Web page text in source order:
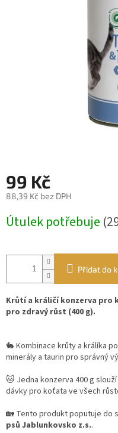
99 Kč
88,39 Kč bez DPH
Měrná
cena:
Útulek potřebuje
Přidat do
Krůtí a králičí konzerva pro
pro zdravý růst (400 g).
🐇 Kombinace krůty a králíka
minerály a taurin pro správný
🐱 Jedna konzerva 400 g
dávky pro koťata ve všech
🏡 Tento produkt poputuje do
psů Jablunkovsko z.s..